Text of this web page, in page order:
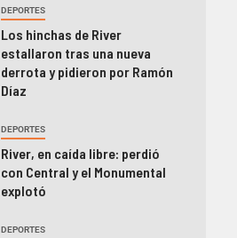
DEPORTES
Los hinchas de River
estallaron tras una nueva
derrota y pidieron por Ramón
Díaz
DEPORTES
River, en caída libre: perdió
con Central y el Monumental
explotó
DEPORTES